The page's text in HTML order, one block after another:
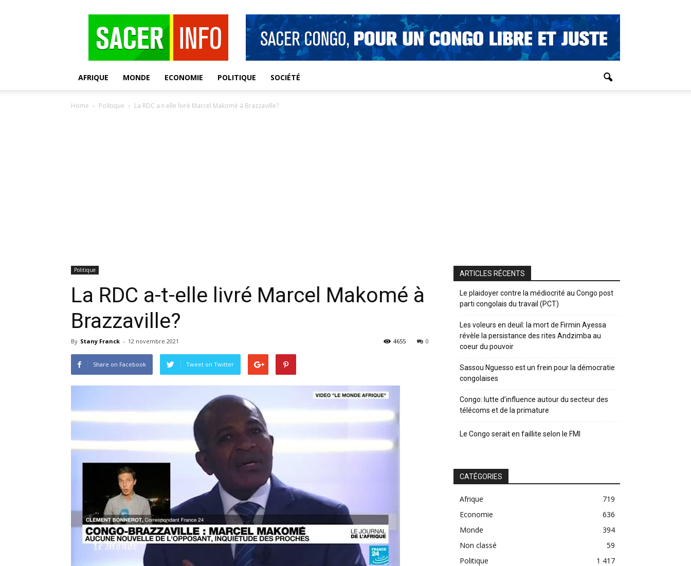
AFRIQUE MONDE ECONOMIE POLITIQUE SOCIÉTÉ
Home Politique La RDC a-t-elle livré Marcel Makomé à Brazzaville?
Politique
La RDC a-t-elle livré Marcel Makomé à
Brazzaville?
By Stany Franck - 12 novembre 2021 0
4655
Share on Facebook Tweet on Twitter
ARTICLES RÉCENTS
Le plaidoyer contre la médiocrité au Congo post
parti congolais du travail (PCT)
Les voleurs en deuil: la mort de Firmin Ayessa
révèle la persistance des rites Andzimba au
coeur du pouvoir
Sassou Nguesso est un frein pour la démocratie
congolaises
Congo: lutte d’influence autour du secteur des
télécoms et de la primature
Le Congo serait en faillite selon le FMI
CATÉGORIES
Afrique
719
Economie
636
Monde
394
Non classé
59
Politique
1 417